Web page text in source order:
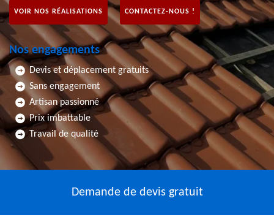
VOIR NOS RÉALISATIONS CONTACTEZ-NOUS !
Nos engagements
Devis et déplacement gratuits
Sans engagement
Artisan passionné
Prix imbattable
Travail de qualité
Demande de devis gratuit